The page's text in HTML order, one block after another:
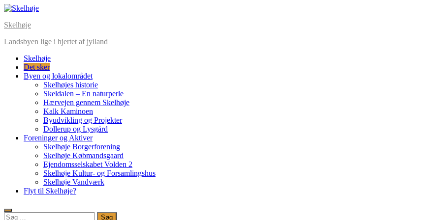
Skip
content
Skelhøje
Landsbyen lige i hjertet af jylland
Skelhøje
Det sker
Byen og lokalområdet
Skelhøjes historie
Skeldalen – En naturperle
Hærvejen gennem Skelhøje
Kalk Kaminoen
Byudvikling og Projekter
Dollerup og Lysgård
Foreninger og Aktiver
Skelhøje Borgerforening
Skelhøje Købmandsgaard
Ejendomsselskabet Volden 2
Skelhøje Kultur- og Forsamlingshus
Skelhøje Vandværk
Flyt til Skelhøje?
Søg